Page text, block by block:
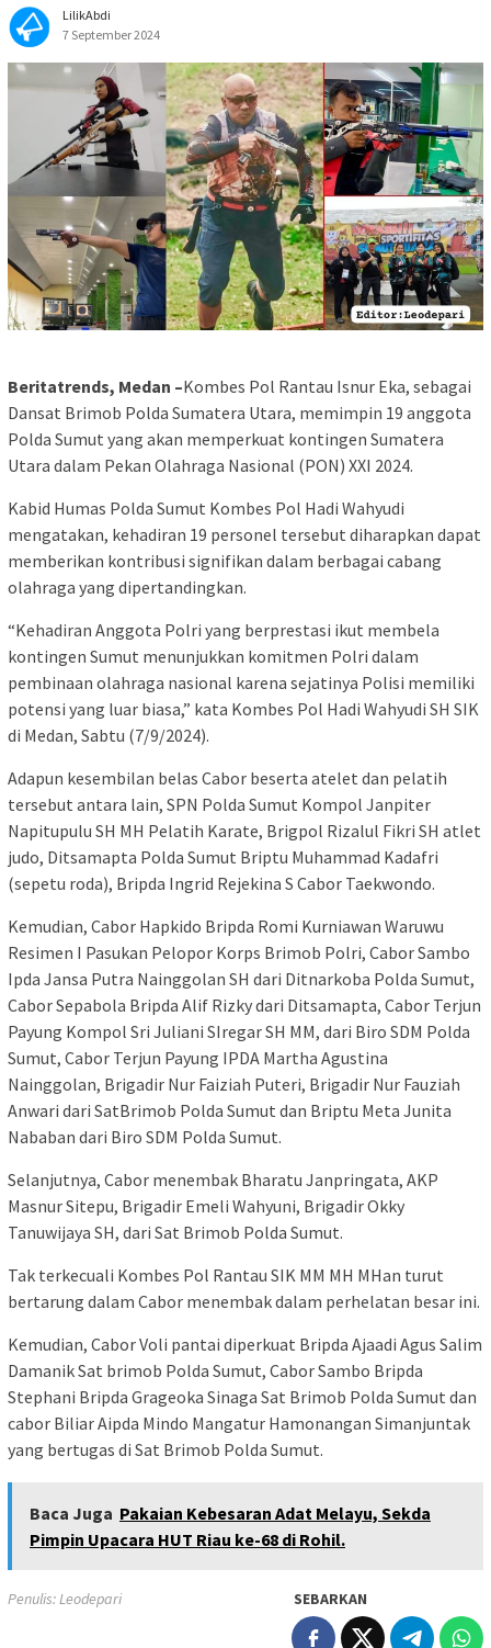
LilikAbdi
7 September 2024
Beritatrends, Medan –Kombes Pol Rantau Isnur Eka, sebagai
Dansat Brimob Polda Sumatera Utara, memimpin 19 anggota
Polda Sumut yang akan memperkuat kontingen Sumatera
Utara dalam Pekan Olahraga Nasional (PON) XXI 2024.
Kabid Humas Polda Sumut Kombes Pol Hadi Wahyudi
mengatakan, kehadiran 19 personel tersebut diharapkan dapat
memberikan kontribusi signifikan dalam berbagai cabang
olahraga yang dipertandingkan.
“Kehadiran Anggota Polri yang berprestasi ikut membela
kontingen Sumut menunjukkan komitmen Polri dalam
pembinaan olahraga nasional karena sejatinya Polisi memiliki
potensi yang luar biasa,” kata Kombes Pol Hadi Wahyudi SH SIK
di Medan, Sabtu (7/9/2024).
Adapun kesembilan belas Cabor beserta atelet dan pelatih
tersebut antara lain, SPN Polda Sumut Kompol Janpiter
Napitupulu SH MH Pelatih Karate, Brigpol Rizalul Fikri SH atlet
judo, Ditsamapta Polda Sumut Briptu Muhammad Kadafri
(sepetu roda), Bripda Ingrid Rejekina S Cabor Taekwondo.
Kemudian, Cabor Hapkido Bripda Romi Kurniawan Waruwu
Resimen I Pasukan Pelopor Korps Brimob Polri, Cabor Sambo
Ipda Jansa Putra Nainggolan SH dari Ditnarkoba Polda Sumut,
Cabor Sepabola Bripda Alif Rizky dari Ditsamapta, Cabor Terjun
Payung Kompol Sri Juliani SIregar SH MM, dari Biro SDM Polda
Sumut, Cabor Terjun Payung IPDA Martha Agustina
Nainggolan, Brigadir Nur Faiziah Puteri, Brigadir Nur Fauziah
Anwari dari SatBrimob Polda Sumut dan Briptu Meta Junita
Nababan dari Biro SDM Polda Sumut.
Selanjutnya, Cabor menembak Bharatu Janpringata, AKP
Masnur Sitepu, Brigadir Emeli Wahyuni, Brigadir Okky
Tanuwijaya SH, dari Sat Brimob Polda Sumut.
Tak terkecuali Kombes Pol Rantau SIK MM MH MHan turut
bertarung dalam Cabor menembak dalam perhelatan besar ini.
Kemudian, Cabor Voli pantai diperkuat Bripda Ajaadi Agus Salim
Damanik Sat brimob Polda Sumut, Cabor Sambo Bripda
Stephani Bripda Grageoka Sinaga Sat Brimob Polda Sumut dan
cabor Biliar Aipda Mindo Mangatur Hamonangan Simanjuntak
yang bertugas di Sat Brimob Polda Sumut.
Baca Juga Pakaian Kebesaran Adat Melayu, Sekda
Pimpin Upacara HUT Riau ke-68 di Rohil.
Penulis: Leodepari SEBARKAN